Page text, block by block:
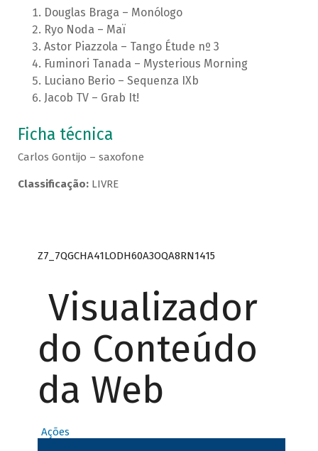
Douglas Braga – Monólogo
Ryo Noda – Maï
Astor Piazzola – Tango Étude nº 3
Fuminori Tanada – Mysterious Morning
Luciano Berio – Sequenza IXb
Jacob TV – Grab It!
Ficha técnica
Carlos Gontijo – saxofone
Classificação:LIVRE
Z7_7QGCHA41LODH60A3OQA8RN1415
Visualizador
do Conteúdo
da Web
Ações